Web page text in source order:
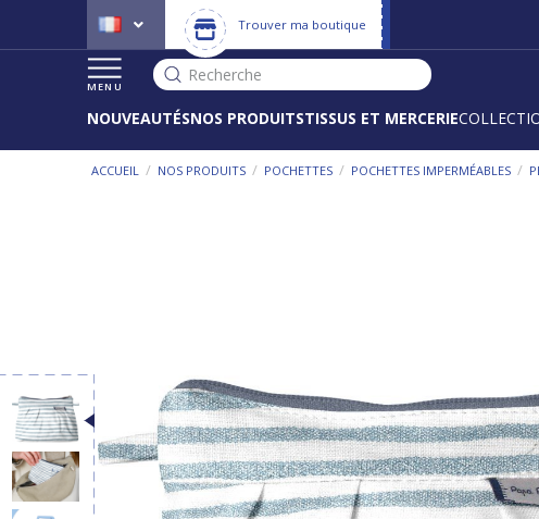
Trouver ma boutique
MENU
Recherche
NOUVEAUTÉSNOS PRODUITSTISSUS ET MERCERIE
ACCUEIL / NOS PRODUITS / POCHETTES / POCHETTES IMPERMÉABLES /